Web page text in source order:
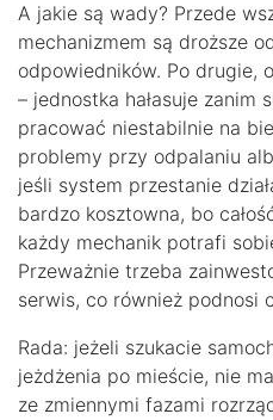
A jakie są wady? Przede
mechanizmem są droższe
odpowiedników. Po drugie,
– jednostka hałasuje zanim
pracować niestabilnie na
problemy przy odpalaniu
jeśli system przestanie
bardzo kosztowna, bo
każdy mechanik potrafi
Przeważnie trzeba
serwis, co również podnosi
Rada: jeżeli szukacie
jeżdżenia po mieście, nie
ze zmiennymi fazami